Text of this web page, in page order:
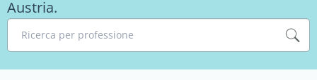
Austria.
Ricerca per professione